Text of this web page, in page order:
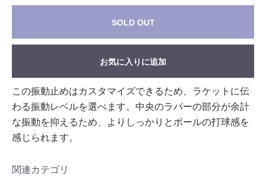
SOLD OUT
お気に入りに追加
この振動止めはカスタマイズできるため、ラケットに伝
わる振動レベルを選べます。中央のラバーの部分が余計
な振動を抑えるため、よりしっかりとボールの打球感を
感じられます。
関連カテゴリ